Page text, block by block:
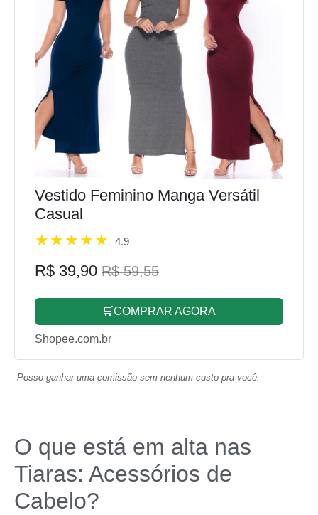
Vestido Feminino Manga Versátil
Casual
4.9
R$ 39,90 R$ 59,55
🛒COMPRAR AGORA
Shopee.com.br
Posso ganhar uma comissão sem nenhum custo pra você.
O que está em alta nas
Tiaras: Acessórios de
Cabelo?